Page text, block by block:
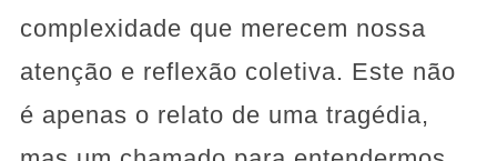
complexidade que merecem nossa
atenção e reflexão coletiva. Este não
é apenas o relato de uma tragédia,